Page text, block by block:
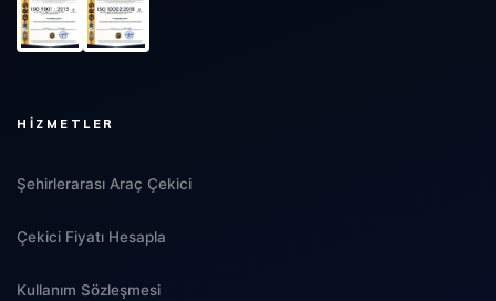
HIZMETLER
Şehirlerarası Araç Çekici
Çekici Fiyatı Hesapla
Kullanım Sözleşmesi